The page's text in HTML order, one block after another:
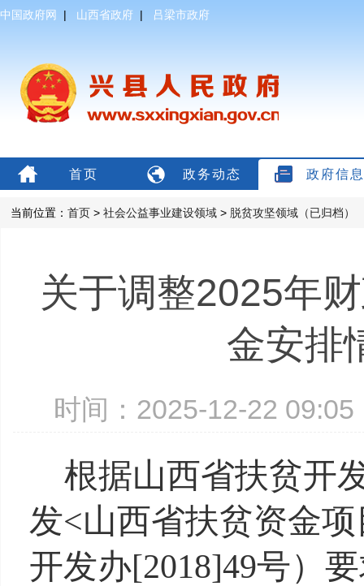
中国政府网 | 山西省政府 | 吕梁市政府
首页 政务动态 政府信
当前位置： 首页 > 社会公益事业建设领域 > 脱贫攻坚领域（已归档）
关于调整2025年
金安排
时间：2025-12-22
根据山西省扶贫开
发<山西省扶贫资金
开发办[2018]49号）